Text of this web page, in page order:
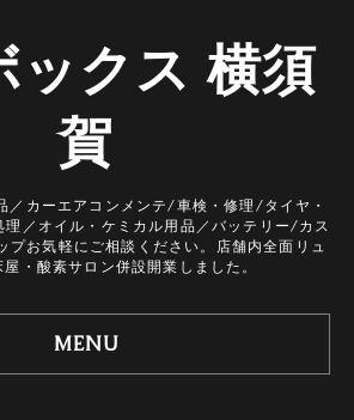
ックス 横須
賀
／カーエアコンメンテ/車検・修理/タイヤ・
理／オイル・ケミカル用品／バッテリー/カス
プお気軽にご相談ください。店舗内全面リュ
・酸素サロン併設開業しました。
MENU